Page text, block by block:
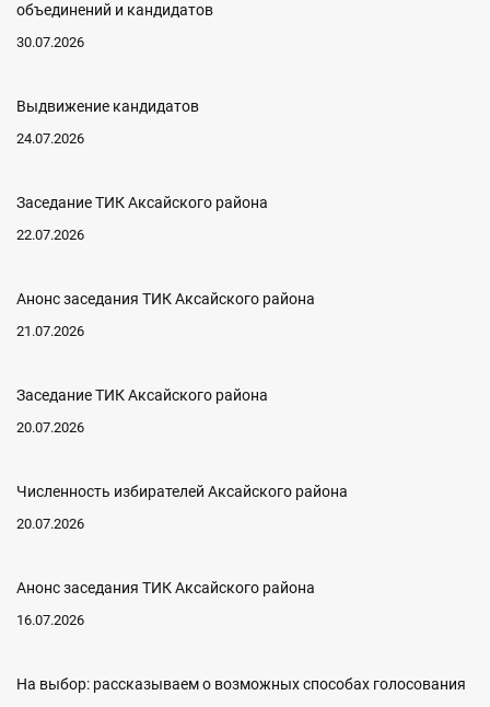
объединений и кандидатов
30.07.2026
Выдвижение кандидатов
24.07.2026
Заседание ТИК Аксайского района
22.07.2026
Анонс заседания ТИК Аксайского района
21.07.2026
Заседание ТИК Аксайского района
20.07.2026
Численность избирателей Аксайского района
20.07.2026
Анонс заседания ТИК Аксайского района
16.07.2026
На выбор: рассказываем о возможных способах голосования